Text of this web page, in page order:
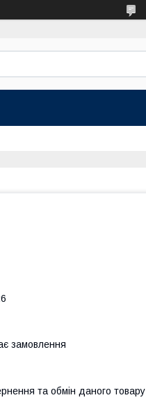
замовлення
та обмін даного товару